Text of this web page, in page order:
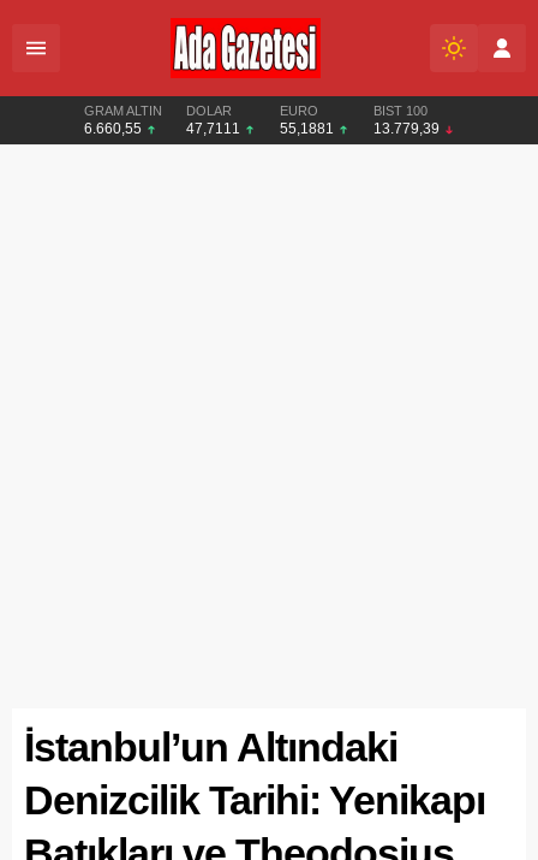
GRAM ALTIN
6.660,55
DOLAR
47,7111
EURO
55,1881
BIST 100
13.779,39
İstanbul’un Altındaki
Denizcilik Tarihi: Yenikapı